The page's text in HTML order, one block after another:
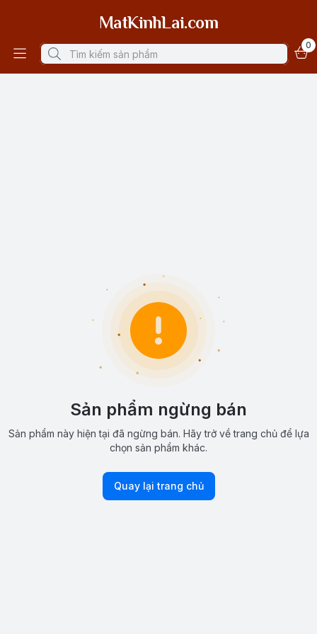
MatKinhLai.com
0
Sản phẩm ngừng bán
Sản phẩm này hiện tại đã ngừng bán. Hãy trở về trang chủ để lựa
chọn sản phẩm khác.
Quay lại trang chủ